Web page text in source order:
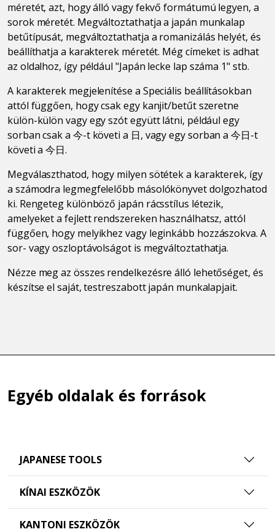
méretét, azt, hogy álló vagy fekvő formátumú legyen, a
sorok méretét. Megváltoztathatja a japán munkalap
betűtípusát, megváltoztathatja a romanizálás helyét, és
beállíthatja a karakterek méretét. Még címeket is adhat
az oldalhoz, így például "Japán lecke lap száma 1" stb.
A karakterek megjelenítése a Speciális beállításokban
attól függően, hogy csak egy kanjit/betűt szeretne
külön-külön vagy egy szót együtt látni, például egy
sorban csak a 今-t követi a 日, vagy egy sorban a 今日-t
követi a 今日.
Megválaszthatod, hogy milyen sötétek a karakterek, így
a számodra legmegfelelőbb másolókönyvet dolgozhatod
ki. Rengeteg különböző japán rácsstílus létezik,
amelyeket a fejlett rendszereken használhatsz, attól
függően, hogy melyikhez vagy leginkább hozzászokva. A
sor- vagy oszloptávolságot is megváltoztathatja.
Nézze meg az összes rendelkezésre álló lehetőséget, és
készítse el saját, testreszabott japán munkalapjait.
Egyéb oldalak és források
JAPANESE TOOLS
KÍNAI ESZKÖZÖK
KANTONI ESZKÖZÖK